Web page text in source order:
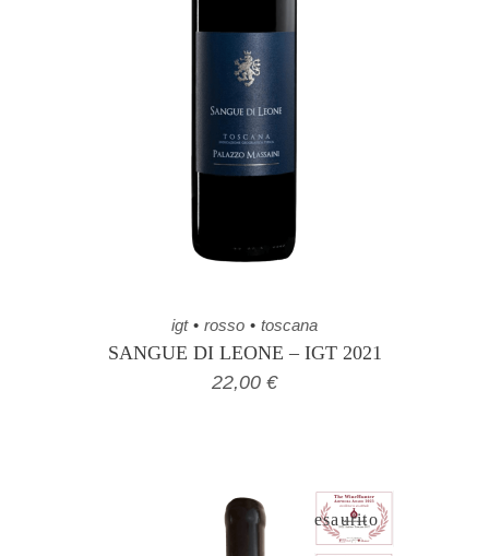
igt rosso toscana
SANGUE DI LEONE – IGT 2021
22,00 €
esaurito